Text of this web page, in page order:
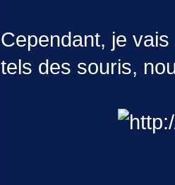
Cependant, je
tels des souris,